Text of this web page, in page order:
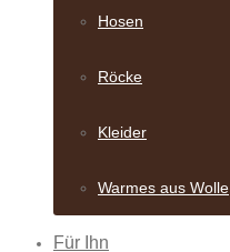
Hosen
Röcke
Kleider
Warmes aus Wolle
Für Ihn